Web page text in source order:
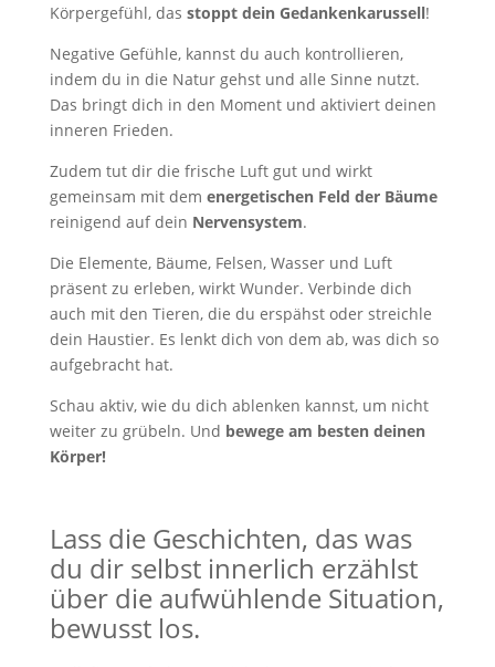
Körpergefühl, das stoppt dein Gedankenkarussell!
Negative Gefühle, kannst du auch kontrollieren,
indem du in die Natur gehst und alle Sinne nutzt.
Das bringt dich in den Moment und aktiviert deinen
inneren Frieden.
Zudem tut dir die frische Luft gut und wirkt
gemeinsam mit dem energetischen Feld der Bäume
reinigend auf dein Nervensystem.
Die Elemente, Bäume, Felsen, Wasser und Luft
präsent zu erleben, wirkt Wunder. Verbinde dich
auch mit den Tieren, die du erspähst oder streichle
dein Haustier. Es lenkt dich von dem ab, was dich so
aufgebracht hat.
Schau aktiv, wie du dich ablenken kannst, um nicht
weiter zu grübeln. Und bewege am besten deinen
Körper!
Lass die Geschichten, das was
du dir selbst innerlich erzählst
über die aufwühlende Situation,
bewusst los.